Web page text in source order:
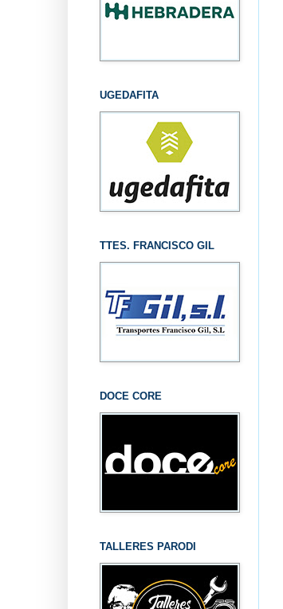
UGEDAFITA
TTES. FRANCISCO GIL
DOCE CORE
TALLERES PARODI